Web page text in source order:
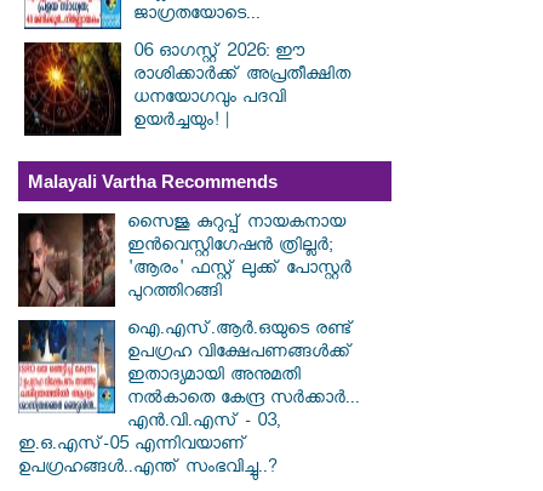
ജാഗ്രതയോടെ...
06 ഓഗസ്റ്റ് 2026: ഈ
രാശിക്കാർക്ക് അപ്രതീക്ഷിത
ധനയോഗവും പദവി
ഉയർച്ചയും! |
Malayali Vartha Recommends
സൈജു കുറുപ്പ് നായകനായ
ഇൻവെസ്റ്റിഗേഷൻ ത്രില്ലർ;
'ആരം' ഫസ്റ്റ് ലുക്ക് പോസ്റ്റർ
പുറത്തിറങ്ങി
ഐ.എസ്.ആർ.ഒയുടെ രണ്ട്
ഉപഗ്രഹ വിക്ഷേപണങ്ങൾക്ക്
ഇതാദ്യമായി അനുമതി
നൽകാതെ കേന്ദ്ര സർക്കാർ...
എൻ.വി.എസ് - 03,
ഇ.ഒ.എസ്-05 എന്നിവയാണ്
ഉപഗ്രഹങ്ങൾ..എന്ത് സംഭവിച്ചു..?